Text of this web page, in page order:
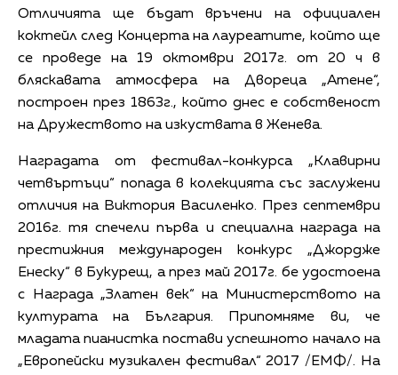
Отличията ще бъдат връчени на официален
коктейл след Концерта на лауреатите, който ще
се проведе на 19 октомври 2017г. от 20 ч в
бляскавата атмосфера на Двореца „Атене“,
построен през 1863г., който днес е собственост
на Дружеството на изкуствата в Женева.
Наградата от фестивал-конкурса „Клавирни
четвъртъци“ попада в колекцията със заслужени
отличия на Виктория Василенко. През септември
2016г. тя спечели първа и специална награда на
престижния международен конкурс „Джордже
Енеску“ в Букурещ, а през май 2017г. бе удостоена
с Награда „Златен век“ на Министерството на
културата на България. Припомняме ви, че
младата пианистка постави успешното начало на
„Европейски музикален фестивал“ 2017 /ЕМФ/. На